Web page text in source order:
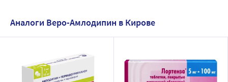
Аналоги Веро-Амлодипин в Кирове